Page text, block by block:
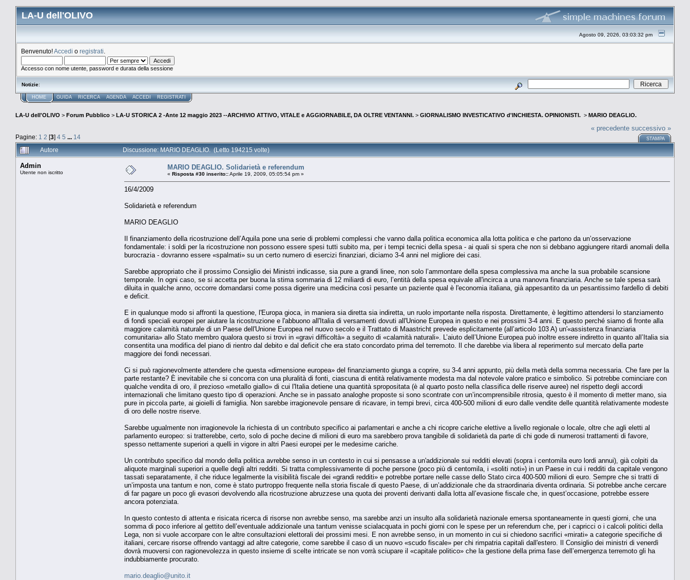
LA-U dell'OLIVO
Agosto 09, 2026, 03:03:32 pm
Benvenuto!Accedi o registrati
Accesso con nome utente, password e durata della sessione
Notizie:
HOME GUIDA RICERCA AGENDA ACCEDI REGISTRATI
LA-U dell'OLIVO > Forum Pubblico > LA-U STORICA 2 -Ante 12 maggio 2023 --ARCHIVIO ATTIVO, VITALE e AGGIORNABILE, DA OLTRE VENTANNI. > GIORNALISMO INVESTICATIVO d'INCHIESTA. OPINIONISTI. > MARIO DEAGLIO.
Pagine: 1 2 [3] 4 5 ... 14
« precedente successivo »
STAMPA
Autore Discussione: MARIO DEAGLIO. (Letto 194215 volte)
Admin
Utente non iscritto
MARIO DEAGLIO. Solidarietà e referendum
« Risposta #30 inserito::Aprile 19, 2009, 05:05:54 pm »
16/4/2009
Solidarietà e referendum
MARIO DEAGLIO
Il finanziamento della ricostruzione dell’Aquila pone una serie di problemi complessi che vanno dalla politica economica alla lotta politica e che partono da un’osservazione
fondamentale: i soldi per la ricostruzione non possono essere spesi tutti subito ma, per i tempi tecnici della spesa - ai quali si spera che non si debbano aggiungere ritardi anomali della
burocrazia - dovranno essere «spalmati» su un certo numero di esercizi finanziari, diciamo 3-4 anni nel migliore dei casi.
Sarebbe appropriato che il prossimo Consiglio dei Ministri indicasse, sia pure a grandi linee, non solo l’ammontare della spesa complessiva ma anche la sua probabile scansione
temporale. In ogni caso, se si accetta per buona la stima sommaria di 12 miliardi di euro, l’entità della spesa equivale all'incirca a una manovra finanziaria. Anche se tale spesa sarà
diluita in qualche anno, occorre domandarsi come possa digerire una medicina così pesante un paziente qual è l'economia italiana, già appesantito da un pesantissimo fardello di debiti
e deficit.
E in qualunque modo si affronti la questione, l'Europa gioca, in maniera sia diretta sia indiretta, un ruolo importante nella risposta. Direttamente, è legittimo attendersi lo stanziamento
di fondi speciali europei per aiutare la ricostruzione e l'abbuono all'Italia di versamenti dovuti all'Unione Europea in questo e nei prossimi 3-4 anni. E questo perché siamo di fronte alla
maggiore calamità naturale di un Paese dell'Unione Europea nel nuovo secolo e il Trattato di Maastricht prevede esplicitamente (all’articolo 103 A) un'«assistenza finanziaria
comunitaria» allo Stato membro qualora questo si trovi in «gravi difficoltà» a seguito di «calamità naturali». L’aiuto dell’Unione Europea può inoltre essere indiretto in quanto all’Italia sia
consentita una modifica del piano di rientro dal debito e dal deficit che era stato concordato prima del terremoto. Il che darebbe via libera al reperimento sul mercato della parte
maggiore dei fondi necessari.
Ci si può ragionevolmente attendere che questa «dimensione europea» del finanziamento giunga a coprire, su 3-4 anni appunto, più della metà della somma necessaria. Che fare per la
parte restante? È inevitabile che si concorra con una pluralità di fonti, ciascuna di entità relativamente modesta ma dal notevole valore pratico e simbolico. Si potrebbe cominciare con
qualche vendita di oro, il prezioso «metallo giallo» di cui l'Italia detiene una quantità spropositata (è al quarto posto nella classifica delle riserve auree) nel rispetto degli accordi
internazionali che limitano questo tipo di operazioni. Anche se in passato analoghe proposte si sono scontrate con un’incomprensibile ritrosia, questo è il momento di metter mano, sia
pure in piccola parte, ai gioielli di famiglia. Non sarebbe irragionevole pensare di ricavare, in tempi brevi, circa 400-500 milioni di euro dalle vendite delle quantità relativamente modeste
di oro delle nostre riserve.
Sarebbe ugualmente non irragionevole la richiesta di un contributo specifico ai parlamentari e anche a chi ricopre cariche elettive a livello regionale o locale, oltre che agli eletti al
parlamento europeo: si tratterebbe, certo, solo di poche decine di milioni di euro ma sarebbero prova tangibile di solidarietà da parte di chi gode di numerosi trattamenti di favore,
spesso nettamente superiori a quelli in vigore in altri Paesi europei per le medesime cariche.
Un contributo specifico dal mondo della politica avrebbe senso in un contesto in cui si pensasse a un'addizionale sui redditi elevati (sopra i centomila euro lordi annui), già colpiti da
aliquote marginali superiori a quelle degli altri redditi. Si tratta complessivamente di poche persone (poco più di centomila, i «soliti noti») in un Paese in cui i redditi da capitale vengono
tassati separatamente, il che riduce legalmente la visibilità fiscale dei «grandi redditi» e potrebbe portare nelle casse dello Stato circa 400-500 milioni di euro. Sempre che si tratti di
un’imposta una tantum e non, come è stato purtroppo frequente nella storia fiscale di questo Paese, di un’addizionale che da straordinaria diventa ordinaria. Si potrebbe anche cercare
di far pagare un poco gli evasori devolvendo alla ricostruzione abruzzese una quota dei proventi derivanti dalla lotta all’evasione fiscale che, in quest’occasione, potrebbe essere
ancora potenziata.
In questo contesto di attenta e risicata ricerca di risorse non avrebbe senso, ma sarebbe anzi un insulto alla solidarietà nazionale emersa spontaneamente in questi giorni, che una
somma di poco inferiore al gettito dell’eventuale addizionale una tantum venisse scialacquata in pochi giorni con le spese per un referendum che, per i capricci o i calcoli politici della
Lega, non si vuole accorpare con le altre consultazioni elettorali dei prossimi mesi. E non avrebbe senso, in un momento in cui si chiedono sacrifici «mirati» a categorie specifiche di
italiani, cercare risorse offrendo vantaggi ad altre categorie, come sarebbe il caso di un nuovo «scudo fiscale» per chi rimpatria capitali dall'estero. Il Consiglio dei ministri di venerdì
dovrà muoversi con ragionevolezza in questo insieme di scelte intricate se non vorrà sciupare il «capitale politico» che la gestione della prima fase dell’emergenza terremoto gli ha
indubbiamente procurato.
mario.deaglio@unito.it